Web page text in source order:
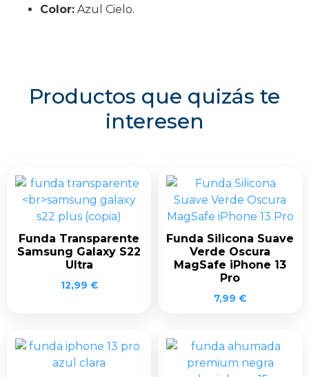
Color: Azul Cielo.
Productos que quizás te
interesen
Funda Transparente
Samsung Galaxy S22
Ultra
12,99 €
Funda Silicona Suave
Verde Oscura
MagSafe iPhone 13
Pro
7,99 €